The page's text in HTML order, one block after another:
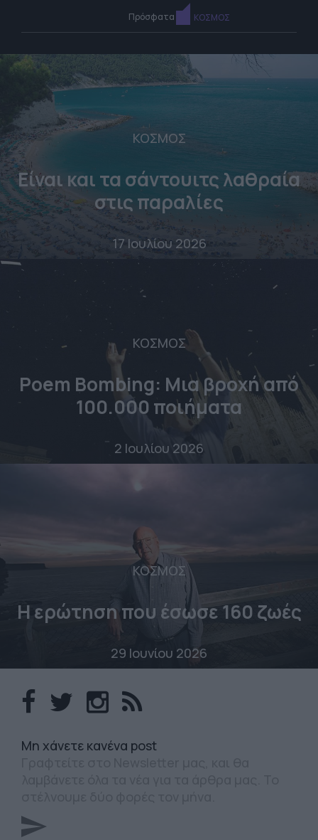
Πρόσφατα ΚΟΣΜΟΣ
ΚΟΣΜΟΣ
Είναι και τα σάντουιτς λαθραία
στις παραλίες
17 Ιουλίου 2026
ΚΟΣΜΟΣ
Poem Bombing: Mια βροχή από
100.000 ποιήματα
2 Ιουλίου 2026
ΚΟΣΜΟΣ
Η ερώτηση που έσωσε 160 ζωές
29 Ιουνίου 2026
Mη χάνετε κανένα post